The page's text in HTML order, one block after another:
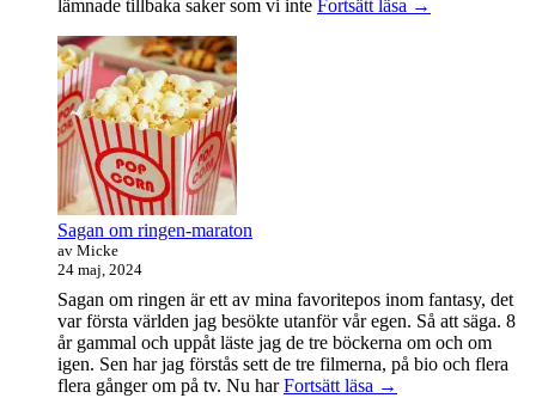
lämnade tillbaka saker som vi inte Fortsätt läsa →
Sagan om ringen-maraton
av Micke
24 maj, 2024
Sagan om ringen är ett av mina favoritepos inom fantasy, det
var första världen jag besökte utanför vår egen. Så att säga. 8
år gammal och uppåt läste jag de tre böckerna om och om
igen. Sen har jag förstås sett de tre filmerna, på bio och flera
flera gånger om på tv. Nu harFortsätt läsa Sagan
→